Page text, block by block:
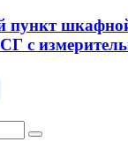
пункт
с